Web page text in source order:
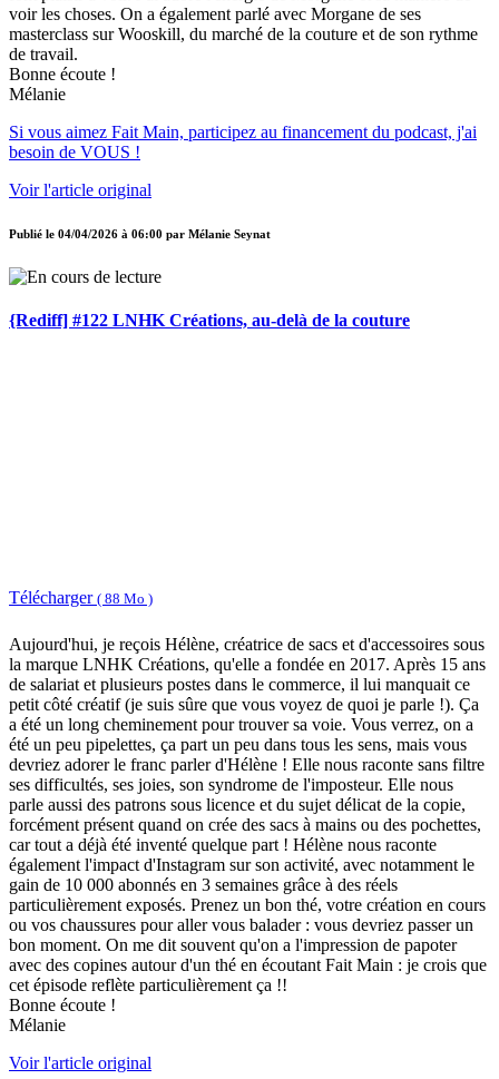
voir les choses. On a également parlé avec Morgane de ses
masterclass sur Wooskill, du marché de la couture et de son rythme
de travail.
Bonne écoute !
Mélanie
Si vous aimez Fait Main, participez au financement du podcast, j'ai
besoin de VOUS !
Voir l'article original
Publié le 04/04/2026 à 06:00 par Mélanie Seynat
{Rediff] #122 LNHK Créations, au-delà de la couture
Télécharger ( 88 Mo )
Aujourd'hui, je reçois Hélène, créatrice de sacs et d'accessoires sous
la marque LNHK Créations, qu'elle a fondée en 2017. Après 15 ans
de salariat et plusieurs postes dans le commerce, il lui manquait ce
petit côté créatif (je suis sûre que vous voyez de quoi je parle !). Ça
a été un long cheminement pour trouver sa voie. Vous verrez, on a
été un peu pipelettes, ça part un peu dans tous les sens, mais vous
devriez adorer le franc parler d'Hélène ! Elle nous raconte sans filtre
ses difficultés, ses joies, son syndrome de l'imposteur. Elle nous
parle aussi des patrons sous licence et du sujet délicat de la copie,
forcément présent quand on crée des sacs à mains ou des pochettes,
car tout a déjà été inventé quelque part ! Hélène nous raconte
également l'impact d'Instagram sur son activité, avec notamment le
gain de 10 000 abonnés en 3 semaines grâce à des réels
particulièrement exposés. Prenez un bon thé, votre création en cours
ou vos chaussures pour aller vous balader : vous devriez passer un
bon moment. On me dit souvent qu'on a l'impression de papoter
avec des copines autour d'un thé en écoutant Fait Main : je crois que
cet épisode reflète particulièrement ça !!
Bonne écoute !
Mélanie
Voir l'article original